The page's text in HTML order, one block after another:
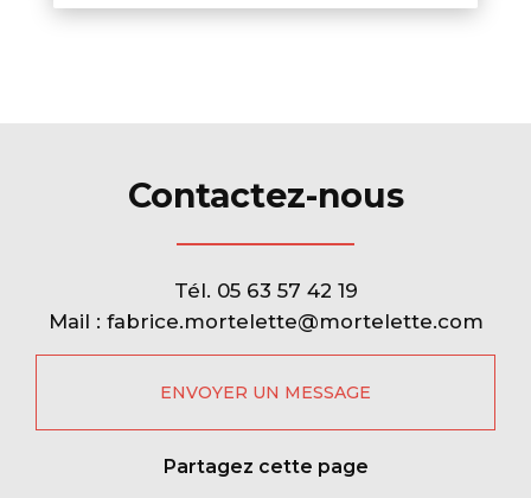
Contactez-nous
Tél. 05 63 57 42 19
Mail : fabrice.mortelette@mortelette.com
ENVOYER UN MESSAGE
Partagez cette page